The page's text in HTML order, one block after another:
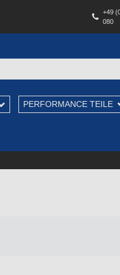
+49
080
PERFORMANCE TEILE